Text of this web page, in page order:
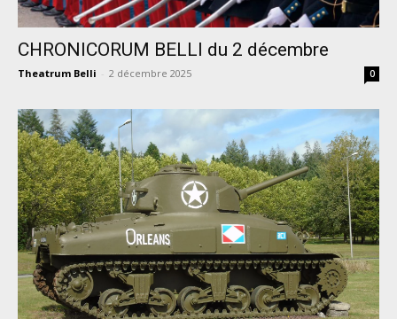
CHRONICORUM BELLI du 2 décembre
Theatrum Belli - 2 décembre 2025 0